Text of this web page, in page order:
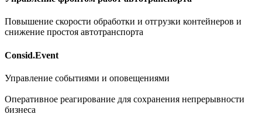
Повышение скорости обработки и отгрузки контейнеров и
снижение простоя автотранспорта
Consid.Event
Управление событиями и оповещениями
Оперативное реагирование для сохранения непрерывности
бизнеса